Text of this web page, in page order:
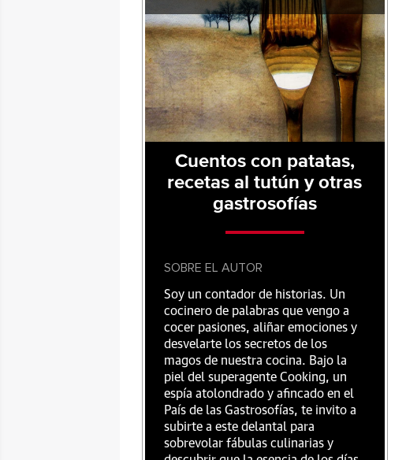
Cuentos con patatas,
recetas al tutún y otras
gastrosofías
SOBRE EL AUTOR
Soy un contador de historias. Un
cocinero de palabras que vengo a
cocer pasiones, aliñar emociones y
desvelarte los secretos de los
magos de nuestra cocina. Bajo la
piel del superagente Cooking, un
espía atolondrado y afincado en el
País de las Gastrosofías, te invito a
subirte a este delantal para
sobrevolar fábulas culinarias y